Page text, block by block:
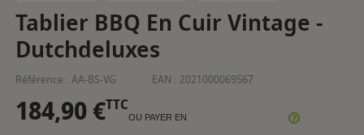
Tablier BBQ En Cuir Vintage -
Dutchdeluxes
Référence : AA-BS-VG EAN : 2021000069567
184,90 €TTC
OU PAYER EN